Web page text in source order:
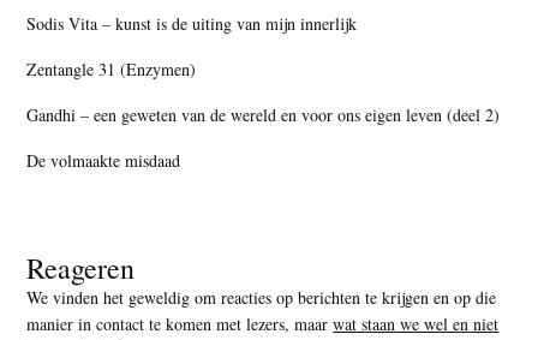
Sodis Vita – kunst is de uiting van mijn innerlijk
Zentangle 31 (Enzymen)
Gandhi – een geweten van de wereld en voor ons eigen leven (deel 2)
De volmaakte misdaad
Reageren
We vinden het geweldig om reacties op berichten te krijgen en op die
manier in contact te komen met lezers, maarwat staan we wel en niet